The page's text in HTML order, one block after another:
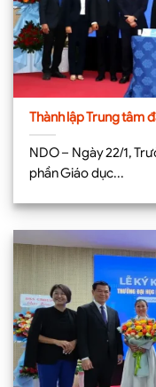
Thành lập Trung tâm
NDO – Ngày 22/1,
phần Giáo dục...